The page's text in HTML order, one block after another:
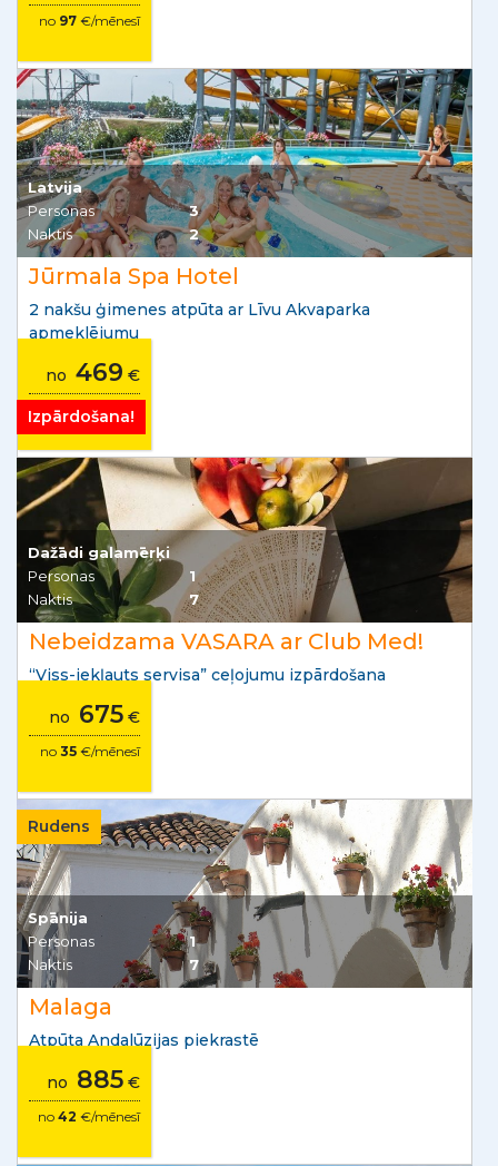
no 97 €/mēnesī
Latvija
Personas
3
Naktis
2
Jūrmala Spa Hotel
2 nakšu ģimenes atpūta ar Līvu Akvaparka
apmeklējumu
no 469 €
Izpārdošana!
Dažādi galamērķi
Personas
1
Naktis
7
Nebeidzama VASARA ar Club Med!
“Viss-iekļauts servisa” ceļojumu izpārdošana
no 675 €
no 35 €/mēnesī
Rudens
Spānija
Personas
1
Naktis
7
Malaga
Atpūta Andalūzijas piekrastē
no 885 €
no 42 €/mēnesī